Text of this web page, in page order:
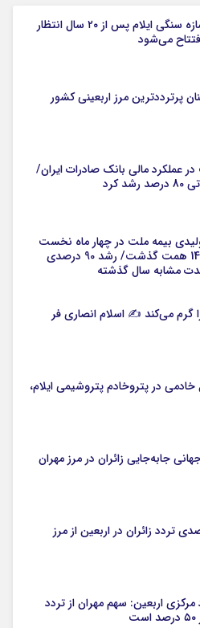
بزرگترین سازه سنگی ایلام پس از ۲۰ سال انتظار
می‌شود
پرترددترین مرز اربعینی کشور
عملکرد مالی بانک صادرات ایران/
کرد
بیمه ملت در چهار ماه نخست
امسال از 14.5 همت گذشت/ رشد 90 درصدی
مشابه سال گذشته
✍️ اسلام انصاری فر
در پتروخادم پتروشیمی ایلام،
جابه‌جایی زائران در مرز مهران
درصدی تردد زائران در اربعین از مرز
اربعین: سهم مهران از تردد